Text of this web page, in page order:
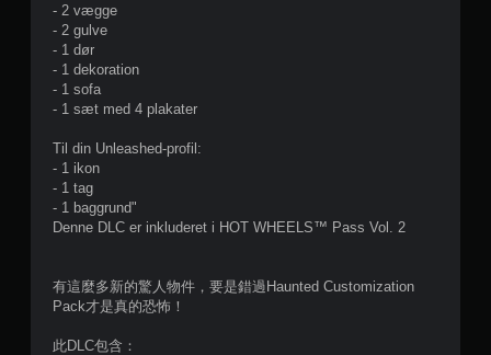
- 2 vægge
- 2 gulve
- 1 dør
- 1 dekoration
- 1 sofa
- 1 sæt med 4 plakater
Til din Unleashed-profil:
- 1 ikon
- 1 tag
- 1 baggrund"
Denne DLC er inkluderet i HOT WHEELS™ Pass Vol. 2
有這麼多新的驚人物件，要是錯過Haunted Customization
Pack才是真的恐怖！
此DLC包含：